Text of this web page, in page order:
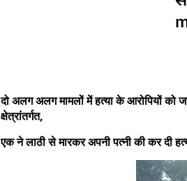
दो अलग अलग मामलों में हत्या के आरोपियों को
क्षेत्रांतर्गत,
एक ने लाठी से मारकर अपनी पत्नी की कर दी